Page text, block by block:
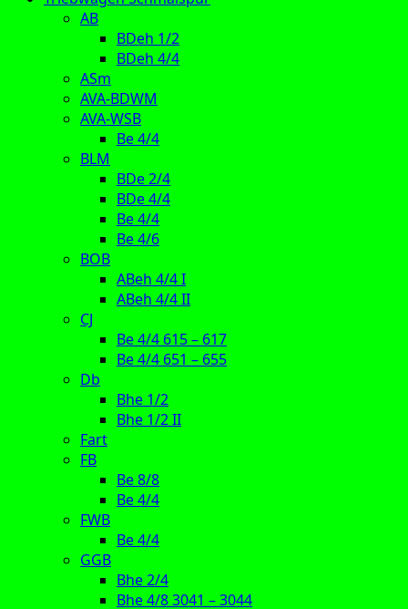
AB
BDeh 1/2
BDeh 4/4
ASm
AVA-BDWM
AVA-WSB
Be 4/4
BLM
BDe 2/4
BDe 4/4
Be 4/4
Be 4/6
BOB
ABeh 4/4 I
ABeh 4/4 II
CJ
Be 4/4 615 – 617
Be 4/4 651 – 655
Db
Bhe 1/2
Bhe 1/2 II
Fart
FB
Be 8/8
Be 4/4
FWB
Be 4/4
GGB
Bhe 2/4
Bhe 4/8 3041 – 3044